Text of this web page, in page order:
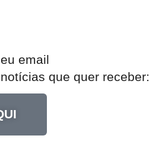
email​
que quer receber: